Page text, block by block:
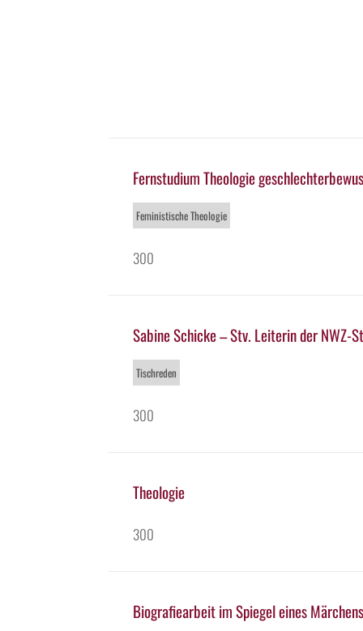
Fernstudium Theologie
Feministische Theologie
300
Sabine Schicke – Stv. Leiterin der NWZ-
Tischreden
300
Theologie
300
Biografiearbeit im Spiegel eines